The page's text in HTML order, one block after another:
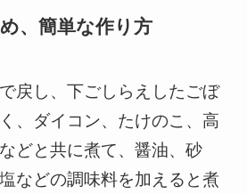
、簡単な作り方
戻し、下ごしらえしたごぼ
、ダイコン、たけのこ、高
どと共に煮て、醤油、砂
などの調味料を加えると煮